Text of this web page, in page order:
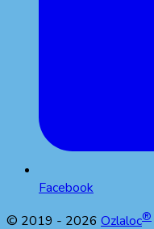
Facebook
© 2019 - 2026 Ozlaloc®